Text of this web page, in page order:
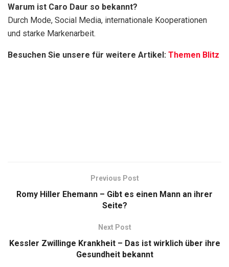
Warum ist Caro Daur so bekannt?
Durch Mode, Social Media, internationale Kooperationen
und starke Markenarbeit.
Besuchen Sie unsere für weitere Artikel: Themen Blitz
Previous Post
Romy Hiller Ehemann – Gibt es einen Mann an ihrer
Seite?
Next Post
Kessler Zwillinge Krankheit – Das ist wirklich über ihre
Gesundheit bekannt